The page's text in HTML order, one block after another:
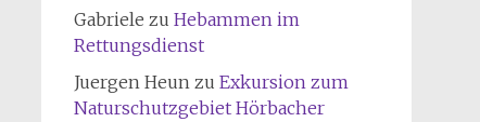
Gabriele zu Hebammen im
Rettungsdienst
Juergen Heunzu Exkursion zum
Naturschutzgebiet Hörbacher